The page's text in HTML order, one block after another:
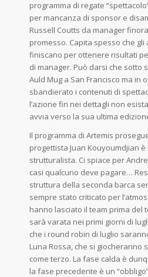
programma di regate
per mancanza di sponsor e
Russell Coutts da manager
promesso. Capita spesso che
finiscano per ottenere risultati
di manager. Può darsi che sotto
Auld Mug a San Francisco ma in
sbandierato i contenuti di
l’azione fin nei dettagli non
avvia verso la sua ultima
Il programma di Artemis
progettista Juan Kouyoumdjian
strutturalista. Ci spiace per
casi qualcuno deve pagare…
struttura della seconda barca
sempre stato criticato per
hanno lasciato il team prima del
sarà varata nei primi giorni di
che i round robin di luglio
Luna Rossa, che si
come terzo. La fase calda è
la fase precedente è un